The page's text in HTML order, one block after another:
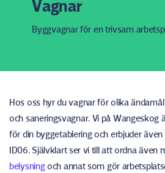
Vagnar
Byggvagnar för en trivsam
Hos oss hyr du vagnar för olika
och saneringsvagnar. Vi på
för din byggetablering och erbjuder
ID06. Självklart ser vi till att ordna även
belysningoch annat som gör